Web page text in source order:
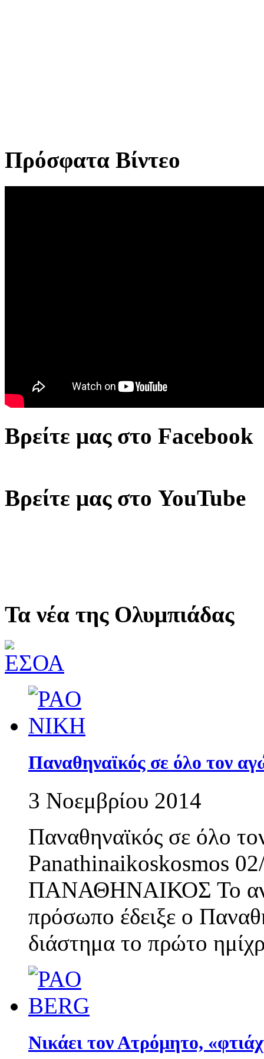
Πρόσφατα Βίντεο
Βρείτε μας στο Facebook
Βρείτε μας στο YouTube
Τα νέα της Ολυμπιάδας
Παναθηναϊκός σε όλο τον
3 Νοεμβρίου 2014
Παναθηναϊκός σε όλο
Panathinaikoskosmos
ΠΑΝΑΘΗΝΑΙΚΟΣ Το
πρόσωπο έδειξε ο
διάστημα το πρώτο
Νικάει τον Ατρόµητο,